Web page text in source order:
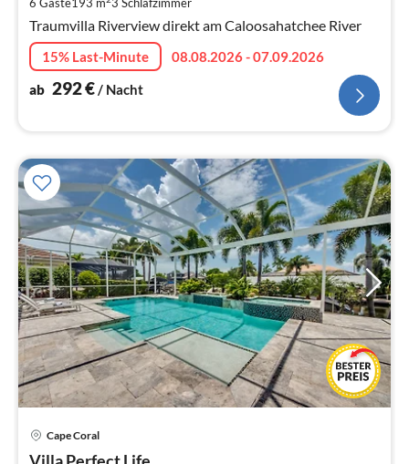
6 Gäste193 m 3 Schlafzimmer
Traumvilla Riverview direkt am Caloosahatchee River
15% Last-Minute
08.08.2026 - 07.09.2026
ab 292€/ Nacht
Cape Coral